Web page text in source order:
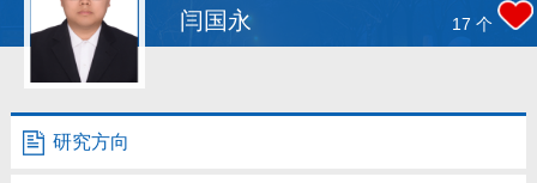
获奖信息
招生信息
学生信息
闫国永 17 个
研究方向